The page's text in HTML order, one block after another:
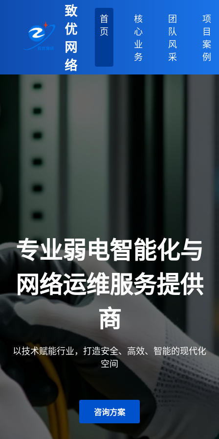
致
优
网
络
首
页
核
心
业
务
团
队
风
采
项
目
案
例
专业弱电智能化与
网络运维服务提供
商
以技术赋能行业，打造安全、高效、智能的现代化
空间
咨询方案